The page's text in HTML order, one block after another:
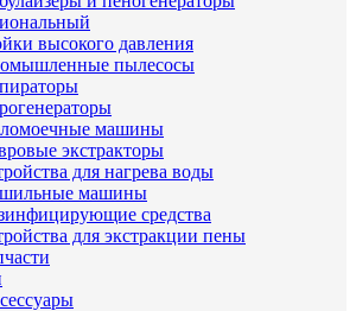
высокого давления
пылесосы
машины
экстракторы
для нагрева воды
машины
средства
для экстракции пены